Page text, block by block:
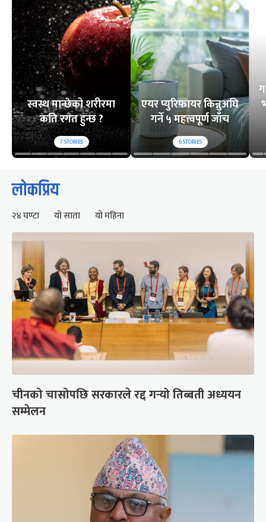
स्वस्थ मान्छेको शरीरमा
कति रगत हुन्छ ?
7STORIES
एयर प्युरिफायर किन्नुअघि
गर्ने ५ महत्त्वपूर्ण जाँच
6STORIES
लोकप्रिय
२४ घण्टा यो साता यो महिना
चीनको चासोपछि सरकारले रद्द गर्‍यो तिब्बती अध्ययन
सम्मेलन